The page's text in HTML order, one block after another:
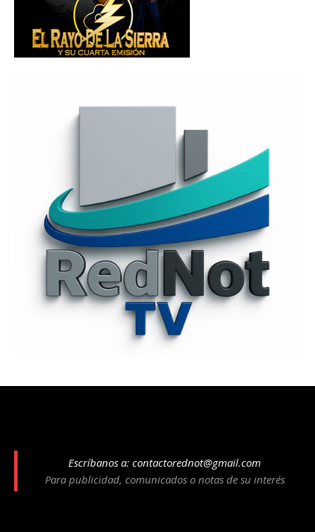
Escríbanos a: contactorednot@gmail.com
Para publicidad, comunicados o notas de su interés